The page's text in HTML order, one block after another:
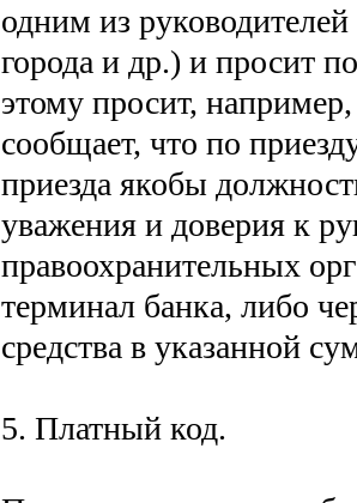
одним из
города и др.) и просит
этому просит,
сообщает, что по
приезда якобы
уважения и доверия к
правоохранительных
терминал банка, либо
средства в указанной
5. Платный код.